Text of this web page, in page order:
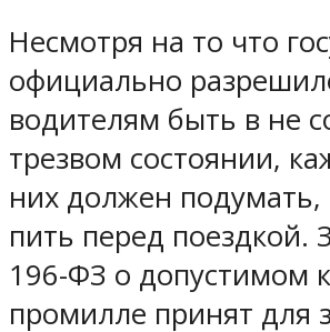
Несмотря на то что
официально
водителям быть в не
трезвом состоянии,
них должен подумать,
пить перед поездкой.
196-ФЗ о допустимом
промилле принят для